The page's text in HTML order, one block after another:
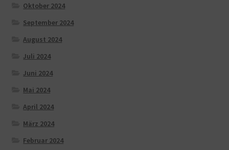
Oktober 2024
September 2024
August 2024
Juli 2024
Juni 2024
Mai 2024
April 2024
März 2024
Februar 2024